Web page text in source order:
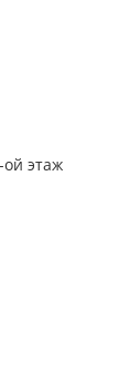
ой этаж